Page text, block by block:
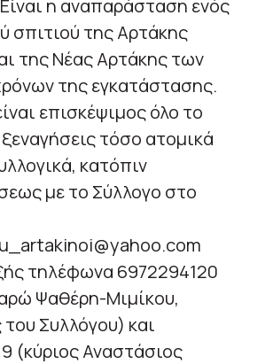
η αναπαράσταση ενός
σπιτιού της Αρτάκης
της Νέας Αρτάκης των
της εγκατάστασης.
επισκέψιμος όλο το
τόσο ατομικά
κατόπιν
με το Σύλλογο στο
τηλέφωνα 6972294120
Ψαθέρη-Μιμίκου,
Συλλόγου) και
(κύριος Αναστάσιος